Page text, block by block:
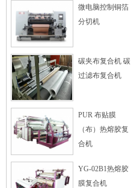
微电脑控制铜箔
分切机
碳夹布复合机 碳
过滤布复合机
PUR 布贴膜
（布）热熔胶复
合机
YG-02B1热熔胶
膜复合机